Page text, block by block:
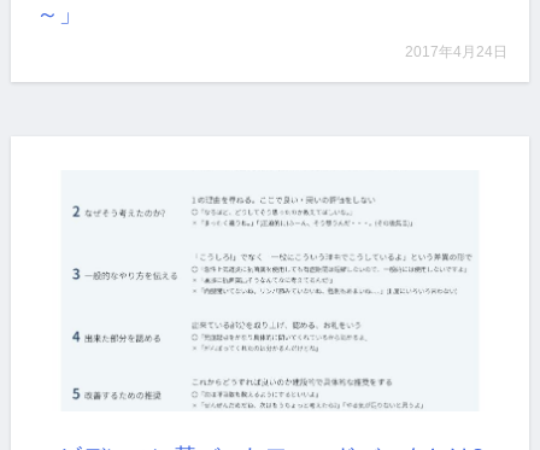
～」
2017年4月24日
ポートフォリオ検討会ACCELで第二回コアレクチャー